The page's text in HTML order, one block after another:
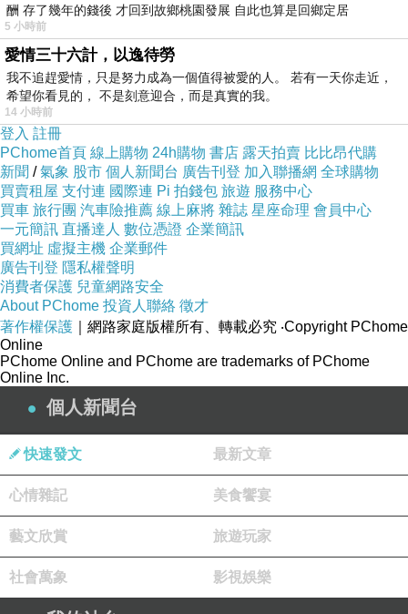
「台南中西區宵夜 」
「中西區晚餐推薦_中西區小吃美食推薦
沙淘宮廟海產在哪裡
沙淘宮廟海產位於台南市中西區西門路二段86號，近
台南美術館二館、海安路藝術巷、河樂廣場，附近有公
車站、機車停車格、汽車停車格、汽車收費停車場。
沙淘宮廟海產餐點特色
「2024米其林必比登推介入選」
2023年、2024年，連續兩年獲得米其林必比登推介入
選。
「台南在地老店、飄香超過60年」
「直火碳烤系列烤物」
酬 存了幾年的錢後 才回到故鄉桃園發展 自此也算是回鄉定居
5 小時前
愛情三十六計，以逸待勞
我不追趕愛情，只是努力成為一個值得被愛的人。 若有一天你走近，
希望你看見的， 不是刻意迎合，而是真實的我。
14 小時前
登入 註冊
PChome首頁 線上購物 24h購物 書店 露天拍賣 比比昂代購
新聞 /氣象 股市 個人新聞台 廣告刊登 加入聯播網 全球購物
買賣租屋 支付連 國際連 Pi 拍錢包 旅遊 服務中心
買車 旅行團 汽車險推薦 線上麻將 雜誌 星座命理 會員中心
一元簡訊 直播達人 數位憑證 企業簡訊
買網址 虛擬主機 企業郵件
廣告刊登 隱私權聲明
消費者保護 兒童網路安全
About PChome 投資人聯絡 徵才
著作權保護 ｜網路家庭版權所有、轉載必究 ‧Copyright PChome
Online
PChome Online and PChome are trademarks of PChome
Online Inc.
個人新聞台
快速發文 最新文章
心情雜記 美食饗宴
藝文欣賞 旅遊玩家
社會萬象 影視娛樂